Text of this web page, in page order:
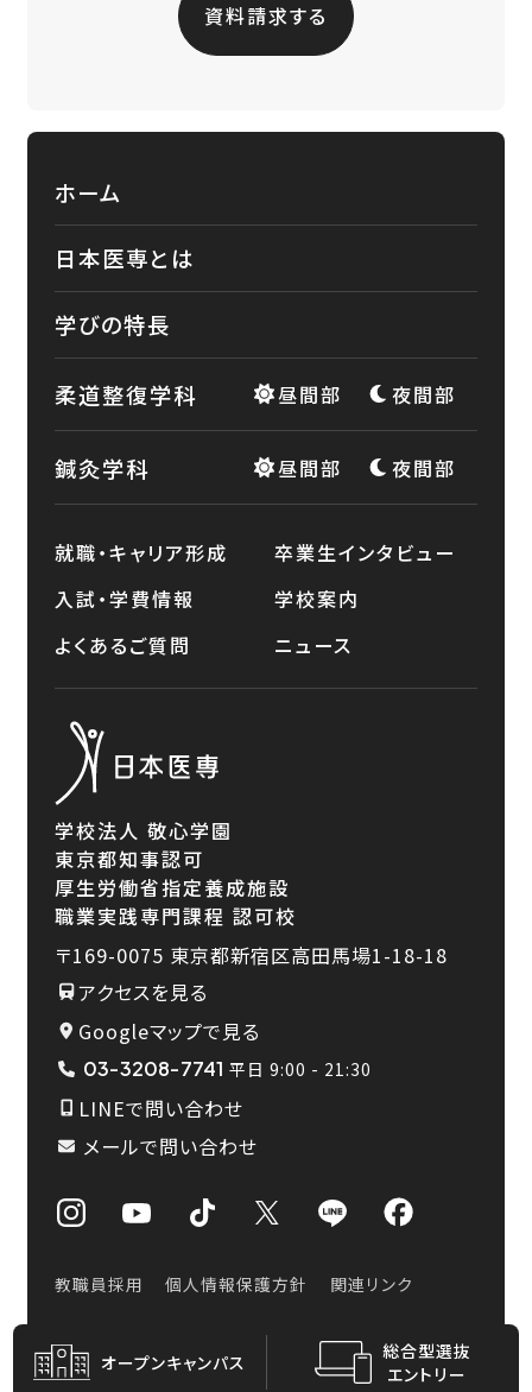
オープンキャンパス
総合型選抜
エントリー
資料請求する
学校法人 敬心学園
東京都知事認可
厚生労働省指定養成施設
職業実践専門課程 認可校
〒169-0075 東京都新宿区高田馬場1-18-18
アクセスを見る
Googleマップで見る
03-3208-7741 平日 9:00 - 21:30
LINEで問い合わせ
メールで問い合わせ
ホーム
日本医専とは
学びの特長
柔道整復学科 昼間部 夜間部
鍼灸学科 昼間部 夜間部
就職・キャリア形成
卒業生インタビュー
入試・学費情報
学校案内
よくあるご質問
ニュース
教職員採用 個人情報保護方針 関連リンク
Copyright © Nihonisen, All Rights Reserved.